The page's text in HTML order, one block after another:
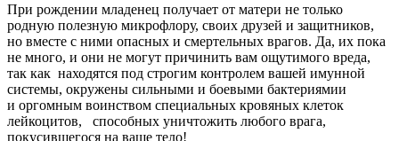
При рождении младенец получает от матери не только
родную полезную микрофлору, своих друзей и защитников,
но вместе с ними опасных и смертельных врагов. Да, их пока
не много, и они не могут причинить вам ощутимого вреда,
так как находятся под строгим контролем вашей имунной
системы, окружены сильными и боевыми бактериямии
и оргомным воинством специальных кровяных клеток
лейкоцитов, способных уничтожить любого врага,
покусившегося на ваше тело!